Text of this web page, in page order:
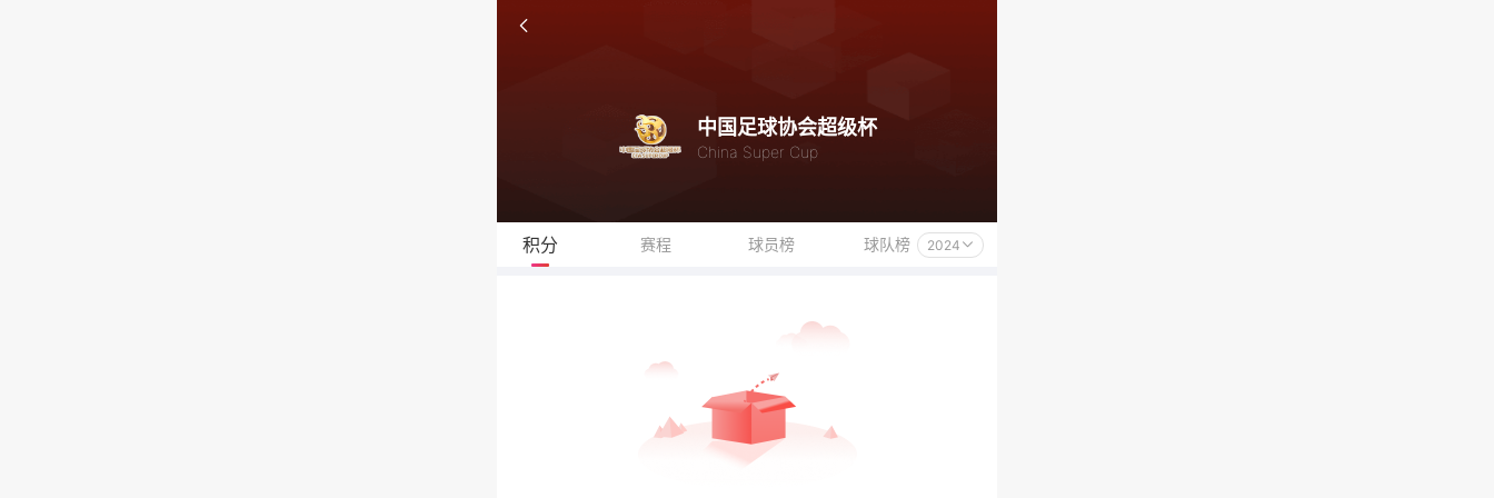
中国足球协会超级杯
China Super Cup
积分 赛程 球员榜 球队榜 2024